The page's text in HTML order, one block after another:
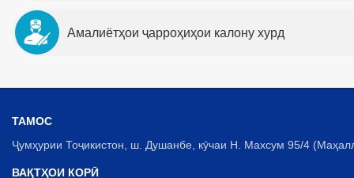
Амалиётҳои ҷарроҳиҳои калону хурд
ТАМОС
Ҷумҳурии Тоҷикистон, ш. Душанбе, кӯчаи Н. Махсум 95/4
ВАҚТҲОИ КОРӢ